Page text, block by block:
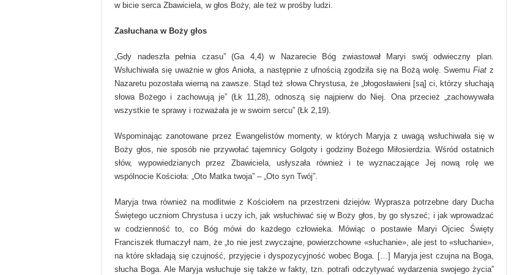
w bicie serca Zbawiciela, w głos Boży, ale też w prośby ludzi.
Zasłuchana w Boży głos
„Gdy nadeszła pełnia czasu” (Ga 4,4) w Nazarecie Bóg zwiastował Maryi swój odwieczny plan.
Wsłuchiwała się uważnie w głos Anioła, a następnie z ufnością zgodziła się na Bożą wolę. SwemuFiatz
Nazaretu pozostała wierną na zawsze. Stąd też słowa Chrystusa, że „błogosławieni [są] ci, którzy słuchają
słowa Bożego i zachowują je” (Łk 11,28), odnoszą się najpierw do Niej. Ona przecież „zachowywała
wszystkie te sprawy i rozważała je w swoim sercu” (Łk 2,19).
Wspominając zanotowane przez Ewangelistów momenty, w których Maryja z uwagą wsłuchiwała się w
Boży głos, nie sposób nie przywołać tajemnicy Golgoty i godziny Bożego Miłosierdzia. Wśród ostatnich
słów, wypowiedzianych przez Zbawiciela, usłyszała również i te wyznaczające Jej nową rolę we
wspólnocie Kościoła: „Oto Matka twoja” – „Oto syn Twój”.
Maryja trwa również na modlitwie z Kościołem na przestrzeni dziejów. Wyprasza potrzebne dary Ducha
Świętego uczniom Chrystusa i uczy ich, jak wsłuchiwać się w Boży głos, by go słyszeć; i jak wprowadzać
w codzienność to, co Bóg mówi do każdego człowieka. Mówiąc o postawie Maryi Ojciec Święty
Franciszek tłumaczył nam, że „to nie jest zwyczajne, powierzchowne «słuchanie», ale jest to «słuchanie»,
na które składają się czujność, przyjęcie i dyspozycyjność wobec Boga. […] Maryja jest czujna na Boga,
słucha Boga. Ale Maryja wsłuchuje się także w fakty, tzn. potrafi odczytywać wydarzenia swojego życia”